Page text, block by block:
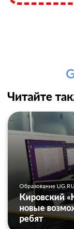
Читайте
Образование UG.RU
Кировский
новые
ребят